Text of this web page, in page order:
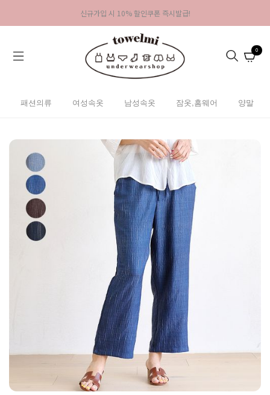
신규가입 시 10% 할인쿠폰 즉시발급!
0
패션의류 여성속옷 남성속옷 잠옷,홈웨어 양말